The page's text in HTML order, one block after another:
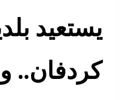
يستعيد
كردفان..